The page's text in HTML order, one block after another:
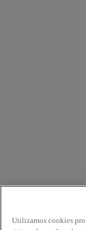
Utilizamos cookies